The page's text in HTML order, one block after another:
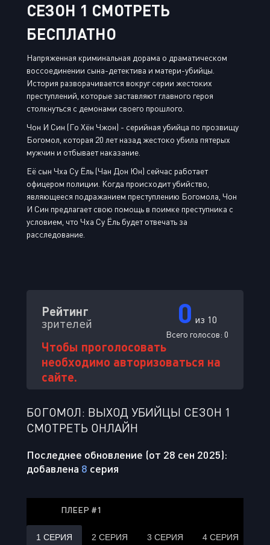
СЕЗОН 1 СМОТРЕТЬ
БЕСПЛАТНО
Напряженная криминальная дорама о драматическом
воссоединении сына-детектива и матери-убийцы.
История разворачивается вокруг серии жестоких
преступлений, которые заставляют главного героя
столкнуться с демонами своего прошлого.
Чон И Син (Го Хён Чжон) - серийная убийца по прозвищу
Богомол, которая 20 лет назад жестоко убила пятерых
мужчин и отбывает наказание.
Её сын Чха Су Ёль (Чан Дон Юн) сейчас работает
офицером полиции. Когда происходит убийство,
являющееся подражанием преступлению Богомола, Чон
И Син предлагает свою помощь в поимке преступника с
условием, что Чха Су Ёль будет отвечать за
расследование.
Рейтинг
зрителей 0 из 10
Всего голосов: 0
Чтобы проголосовать
необходимо авторизоваться на
сайте.
БОГОМОЛ: ВЫХОД УБИЙЦЫ СЕЗОН 1
СМОТРЕТЬ ОНЛАЙН
Последнее обновление (от 28 сен 2025):
добавлена 8 серия
ПЛЕЕР #1